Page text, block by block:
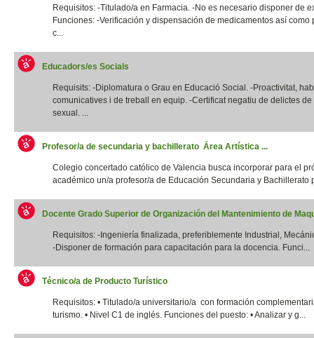
Requisitos: -Titulado/a en Farmacia. -No es necesario disponer de
Funciones: -Verificación y dispensación de medicamentos así como
c...
Educadors/es Socials
Requisits: -Diplomatura o Grau en Educació Social. -Proactivitat,
comunicatives i de treball en equip. -Certificat negatiu de delictes
sexual. ...
Profesor/a de secundaria y bachillerato Área Artística ...
Colegio concertado católico de Valencia busca incorporar para el
académico un/a profesor/a de Educación Secundaria y Bachillerato
Docente Grado Superior de Organización del Mantenimiento de
Requisitos: -Ingeniería finalizada, preferiblemente Industrial,
-Disponer de formación para capacitación para la docencia. Funci...
Técnico/a de Producto Turístico
Requisitos: • Titulado/a universitario/a con formación
turismo. • Nivel C1 de inglés. Funciones del puesto: • Analizar y g...